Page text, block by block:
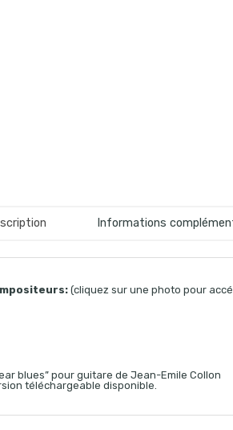
Informations
(cliquez sur une photo pour
blues” pour guitare de Jean-Emile Collon
téléchargeable disponible.